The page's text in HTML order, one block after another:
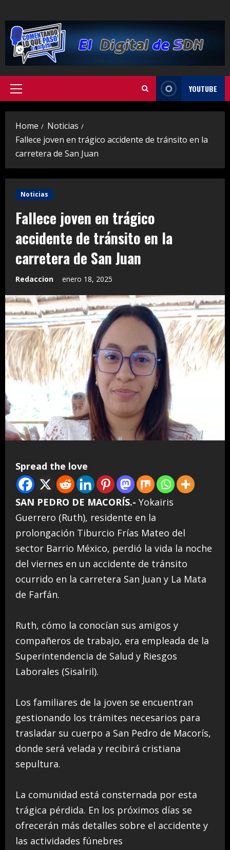
to
content
Primary
YOUTUBE
Home
Noticias
Fallece joven en trágico accidente de tránsito en la
carretera de San Juan
Noticias
Fallece joven en trágico
accidente de tránsito en la
carretera de San Juan
Redaccion enero 18, 2025
Spread the love
SAN PEDRO DE MACORÍS.- Yokairis
Guerrero (Ruth), residente en la
prolongación Tiburcio Frías Mateo del
sector Barrio México, perdió la vida la noche
del viernes en un accidente de tránsito
ocurrido en la carretera San Juan y La Mata
de Farfán.
Ruth, cómo la conocían sus amigos y
compañeros de trabajo, era empleada de la
Superintendencia de Salud y Riesgos
Laborales (Sisalril).
Los familiares de la joven se encuentran
gestionando los trámites necesarios para
trasladar su cuerpo a San Pedro de Macorís,
donde será velada y recibirá cristiana
sepultura.
La comunidad está consternada por esta
trágica pérdida. En los próximos días se
ofrecerán más detalles sobre el accidente y
las actividades fúnebres